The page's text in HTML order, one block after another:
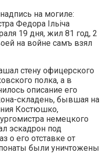
на могиле:
Федора Ільіча
19 дня, жил 81 год, 2
на войне самъ взял
стену офицерского
полка, а в
описание его
складень, бывшая на
Костюшко,
немецкого
эскадрон под
о его отставке от
были уничтожены